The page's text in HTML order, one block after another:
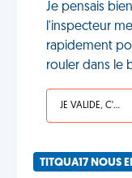
Je pensais
l'inspecteur
rapidement
rouler dans le
JE VALIDE, C'EST UNE VDM
TITQUA17 NOUS